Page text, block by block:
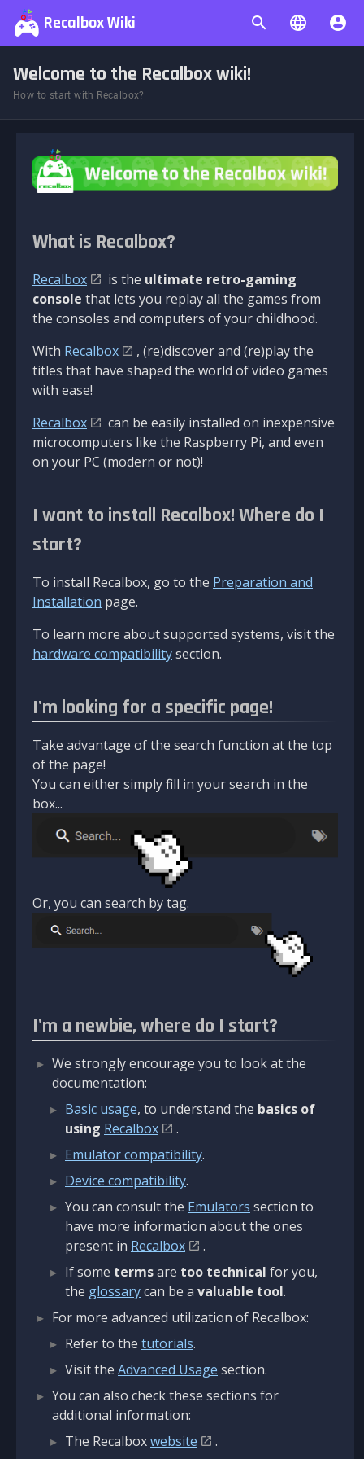
Recalbox Wiki
Welcome to the Recalbox wiki!
How to start with Recalbox?
What is Recalbox?
Recalbox is the ultimate retro-gaming
console that lets you replay all the games from
the consoles and computers of your childhood.
With Recalbox
, (re)discover and (re)play the
titles that have shaped the world of video games
with ease!
Recalbox
can be easily installed on inexpensive
microcomputers like the Raspberry Pi, and even
on your PC (modern or not)!
I want to install Recalbox! Where do I
start?
To install Recalbox, go to the Preparation and
Installation page.
To learn more about supported systems, visit the
hardware compatibilitysection.
I'm looking for a specific page!
Take advantage of the search function at the top
of the page!
You can either simply fill in your search in the
box...
Or, you can search by tag.
I'm a newbie, where do I start?
We strongly encourage you to look at the
documentation:
Basic usage, to understand the basics of
using Recalbox
.
Emulator compatibility.
Device compatibility.
You can consult the Emulators section to
have more information about the ones
present in Recalbox
.
If some termsare too technical for you,
the glossarycan be a valuable tool.
For more advanced utilization of Recalbox:
Refer to the tutorials.
Visit the Advanced Usage section.
You can also check these sections for
additional information:
The Recalboxwebsite
.